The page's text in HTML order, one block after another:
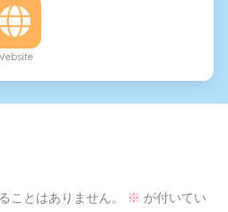
ことはありません。 ※ が付いてい